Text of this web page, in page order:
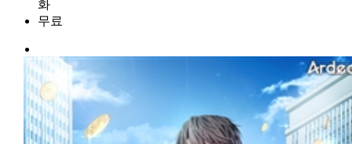
화
무료